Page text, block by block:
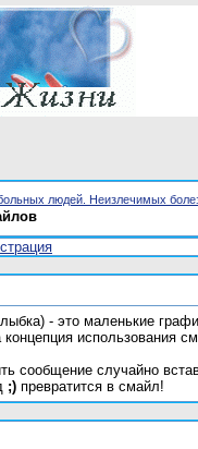
людей. Неизлечимых
- это маленькие
использования
сообщение случайно
;) превратится в смайл!